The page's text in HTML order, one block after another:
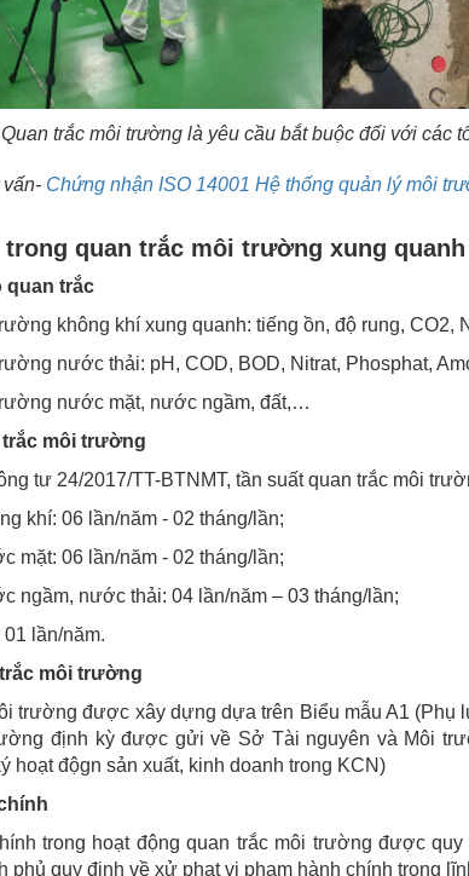
Quan trắc môi trường là yêu cầu bắt buộc đối với các
Chứng nhận ISO 14001 Hệ thống quản lý môi
trong quan trắc môi trường xung quanh
quan trắc
không khí xung quanh: tiếng ồn, độ rung, CO2,
nước thải: pH, COD, BOD, Nitrat, Phosphat,
nước mặt, nước ngầm, đất,…
trắc môi trường
tư 24/2017/TT-BTNMT, tần suất quan trắc môi
khí: 06 lần/năm - 02 tháng/lần;
mặt: 06 lần/năm - 02 tháng/lần;
ngầm, nước thải: 04 lần/năm – 03 tháng/lần;
lần/năm.
môi trường
trường được xây dựng dựa trên Biểu mẫu A1 (Phụ
định kỳ được gửi về Sở Tài nguyên và Môi
hoạt độgn sản xuất, kinh doanh trong KCN)
trong hoạt động quan trắc môi trường được
phủ quy định về xử phạt vi phạm hành chính trong